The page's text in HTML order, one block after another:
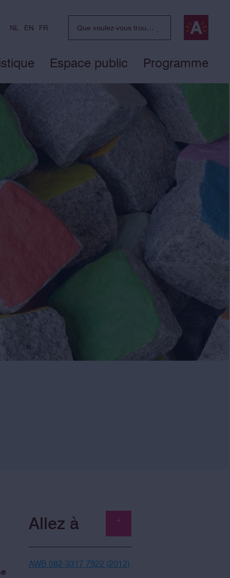
NL EN FR
Espace public Programme
Allez à
AWB 082-3317 7922 (2012)